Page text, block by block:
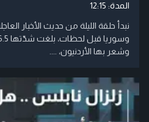
المدة: 12:15
نبدأ حلقة الليلة من حديث الأخبار
وشعر بها الأردنيون، ....